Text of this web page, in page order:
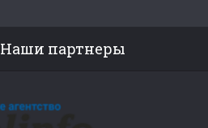
Наши партнеры